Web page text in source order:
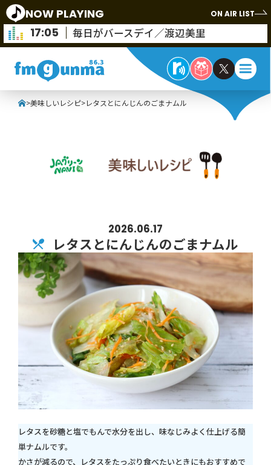
NOW PLAYING ON AIR LIST
17:05 毎日がバースデイ／渡辺美里
>美味しいレシピ>レタスとにんじんのごまナムル
2026.06.17
レタスとにんじんのごまナムル
レタスを砂糖と塩でもんで水分を出し、味なじみよく仕上げる簡
単ナムルです。
かさが減るので、レタスをたっぷり食べたいときにもおすすめで